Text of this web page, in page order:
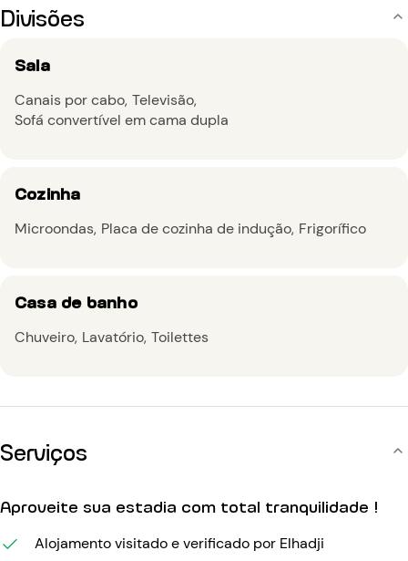
Divisões
Sala
Canais por cabo Televisão
Sofá convertível em cama dupla
Cozinha
Microondas Placa de cozinha de indução Frigorífico
Casa de banho
Chuveiro Lavatório Toilettes
Serviços
Aproveite sua estadia com total tranquilidade !
Alojamento visitado e verificado por Elhadji